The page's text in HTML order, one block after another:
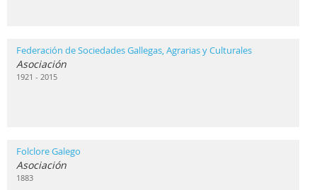
Federación de Sociedades Gallegas, Agrarias y Culturales
Asociación
1921 - 2015
Folclore Galego
Asociación
1883